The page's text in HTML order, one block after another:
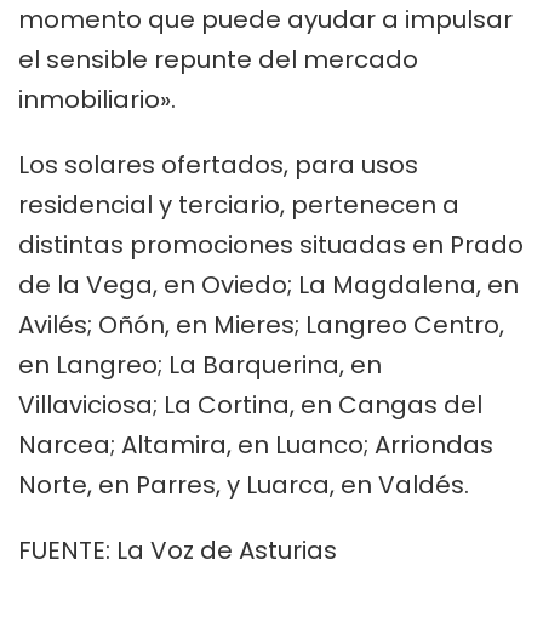
momento que puede ayudar a impulsar
el sensible repunte del mercado
inmobiliario».
Los solares ofertados, para usos
residencial y terciario, pertenecen a
distintas promociones situadas en Prado
de la Vega, en Oviedo; La Magdalena, en
Avilés; Oñón, en Mieres; Langreo Centro,
en Langreo; La Barquerina, en
Villaviciosa; La Cortina, en Cangas del
Narcea; Altamira, en Luanco; Arriondas
Norte, en Parres, y Luarca, en Valdés.
FUENTE: La Voz de Asturias